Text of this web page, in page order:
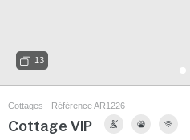
13
Cottages - Référence AR1226
Cottage VIP